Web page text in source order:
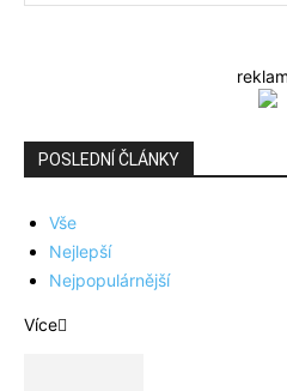
POSLEDNÍ ČLÁNKY
Vše
Nejlepší
Nejpopulárnější
Více